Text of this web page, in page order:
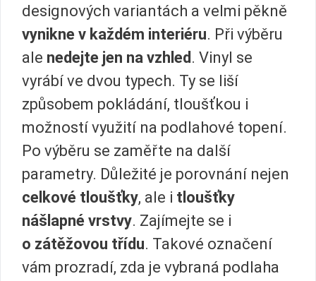
designových variantách a velmi pěkně
vynikne v každém interiéru. Při výběru
ale nedejte jen na vzhled . Vinyl se
vyrábí ve dvou typech. Ty se liší
způsobem pokládání, tloušťkou i
možností využití na podlahové topení.
Po výběru se zaměřte na další
parametry. Důležité je porovnání nejen
celkové tloušťky, ale i tloušťky
nášlapné vrstvy. Zajímejte se i
o zátěžovou třídu. Takové označení
vám prozradí, zda je vybraná podlaha